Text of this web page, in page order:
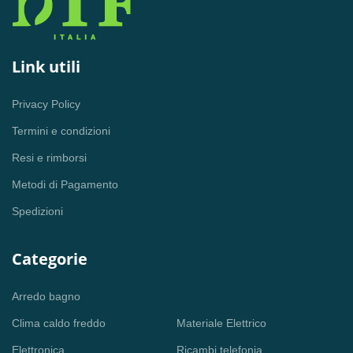
Link utili
Privacy Policy
Termini e condizioni
Resi e rimborsi
Metodi di Pagamento
Spedizioni
Categorie
Arredo bagno
Clima caldo freddo
Elettronica
Materiale Elettrico
Ricambi telefonia